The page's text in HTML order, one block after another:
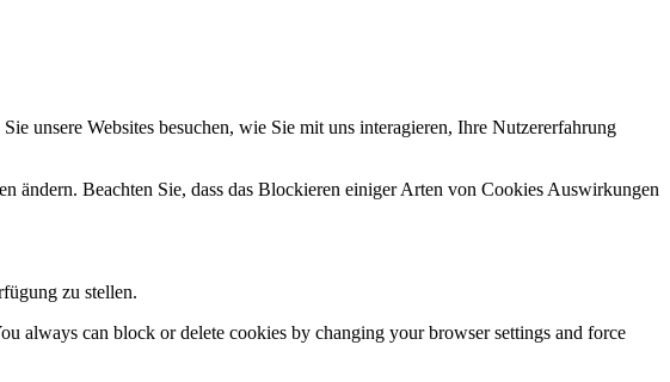
unsere Websites besuchen, wie Sie mit uns interagieren, Ihre Nutzererfahrung
ändern. Beachten Sie, dass das Blockieren einiger Arten von Cookies Auswirkungen
zu stellen.
always can block or delete cookies by changing your browser settings and force